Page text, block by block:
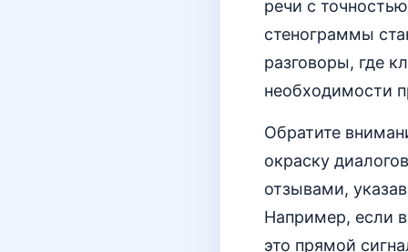
речи с
стенограммы
разговоры, где
необходимости
Обратите
окраску
отзывами,
Например, если
это прямой